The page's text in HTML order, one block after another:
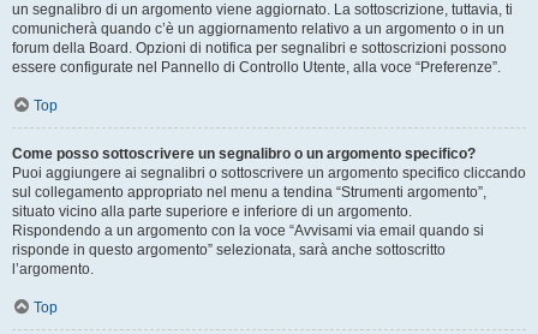
un segnalibro di un argomento viene aggiornato. La sottoscrizione, tuttavia, ti
comunicherà quando c’è un aggiornamento relativo a un argomento o in un
forum della Board. Opzioni di notifica per segnalibri e sottoscrizioni possono
essere configurate nel Pannello di Controllo Utente, alla voce “Preferenze”.
Top
Come posso sottoscrivere un segnalibro o un argomento specifico?
Puoi aggiungere ai segnalibri o sottoscrivere un argomento specifico cliccando
sul collegamento appropriato nel menu a tendina “Strumenti argomento”,
situato vicino alla parte superiore e inferiore di un argomento.
Rispondendo a un argomento con la voce “Avvisami via email quando si
risponde in questo argomento” selezionata, sarà anche sottoscritto
l’argomento.
Top